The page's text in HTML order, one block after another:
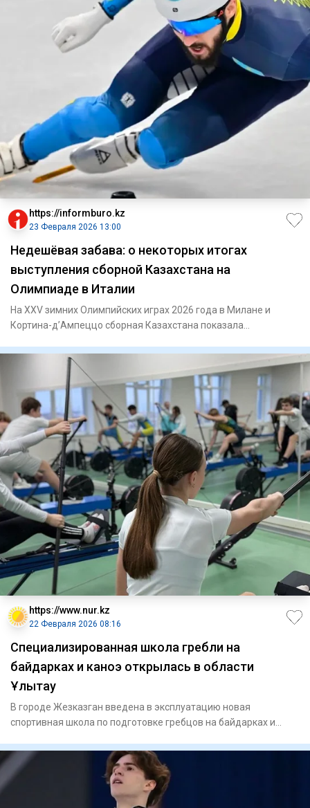
https://informburo.kz
23 Февраля 2026 13:00
Недешёвая забава: о некоторых итогах
выступления сборной Казахстана на
Олимпиаде в Италии
На XXV зимних Олимпийских играх 2026 года в Милане и
Кортина-д’Ампеццо сборная Казахстана показала
https://www.nur.kz
22 Февраля 2026 08:16
Специализированная школа гребли на
байдарках и каноэ открылась в области
Ұлытау
В городе Жезказган введена в эксплуатацию новая
спортивная школа по подготовке гребцов на байдарках и